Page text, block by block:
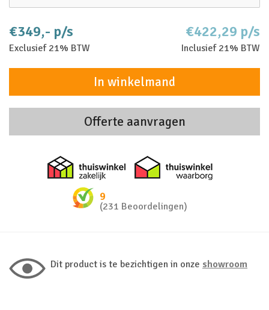
€349,- p/s
Exclusief 21% BTW
€422,29 p/s
Inclusief 21% BTW
In winkelmand
Offerte aanvragen
Thuiswinkel zakelijk
9
(231 Beoordelingen)
Dit product is te bezichtigen in onze showroom